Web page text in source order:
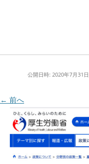
公開日時: 2020年7月31日
← 前へ